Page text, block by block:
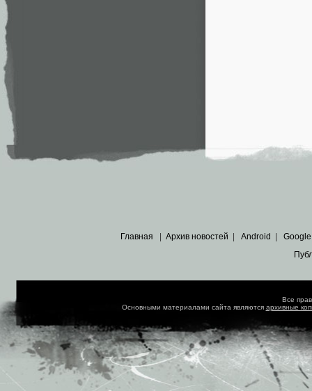
Главная Архив новостей Android Google
Все
Основными материалами сайта являются архивные